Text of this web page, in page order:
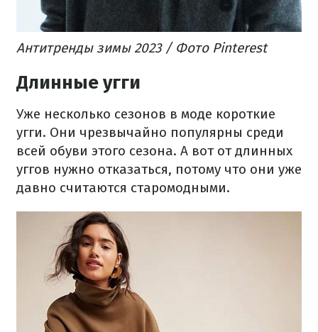
Антитренды зимы 2023 / Фото Pinterest
Длинные угги
Уже несколько сезонов в моде короткие
угги. Они чрезвычайно популярны среди
всей обуви этого сезона. А вот от длинных
уггов нужно отказаться, потому что они уже
давно считаются старомодными.